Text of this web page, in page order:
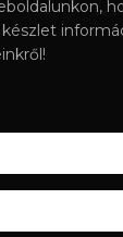
készlet